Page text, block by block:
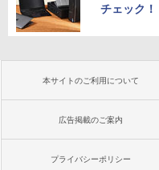
チェック！
本サイトのご利用について
広告掲載のご案内
プライバシーポリシー